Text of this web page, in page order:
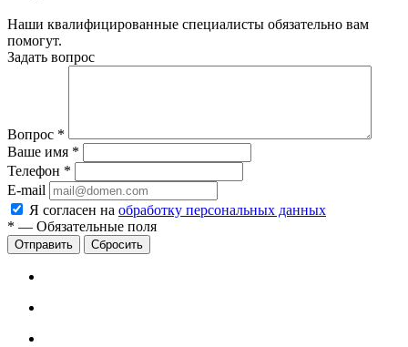
Наши квалифицированные специалисты обязательно вам
помогут.
Задать вопрос
Вопрос *
Ваше имя *
Телефон *
E-mail
Я согласен на обработку персональных данных
* — Обязательные поля
Сбросить